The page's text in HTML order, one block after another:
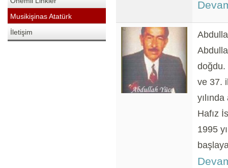
Musikişinas Atatürk
İletişim
doğdu.
ve 37.
Hafız
1995